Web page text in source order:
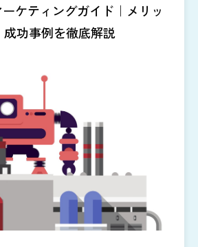
ケティングガイド｜メリッ
成功事例を徹底解説